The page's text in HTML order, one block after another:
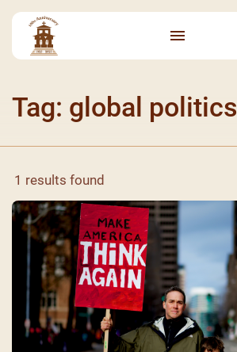
Tag: global politics
1 results found